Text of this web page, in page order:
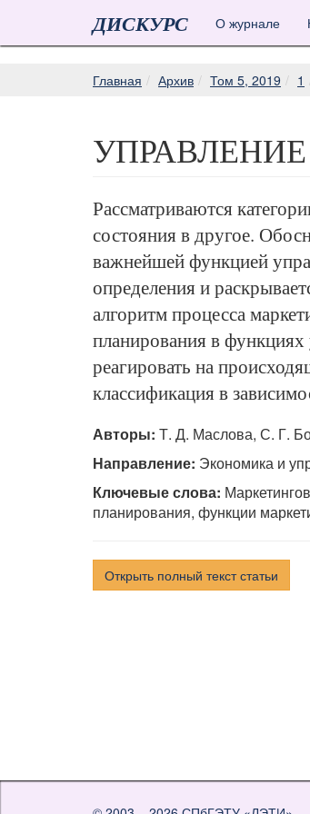
ДИСКУРС О журнале
Главная Архив Том 5, 2019 1
Рассматриваются
состояния в другое.
важнейшей функцией
определения и
алгоритм процесса
планирования в
реагировать на
классификация в
Авторы: Т. Д. Маслова, С. Г.
Направление: Экономика и
Ключевые слова:
планирования, функции
Открыть полный текст статьи